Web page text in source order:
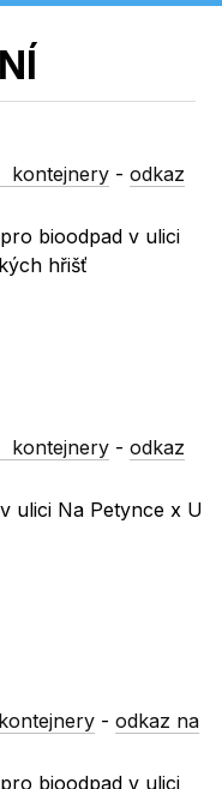
kontejnery -odkaz
bioodpad v ulici
hřišť
kontejnery -odkaz
ulici Na Petynce x U
kontejnery -odkaz na
bioodpad v ulici